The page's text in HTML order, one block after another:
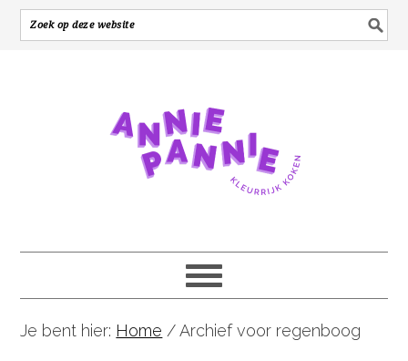
Je bent hier: Home /Archief voor regenboog